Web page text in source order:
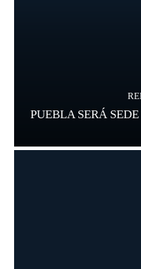
PUEBLA SERÁ